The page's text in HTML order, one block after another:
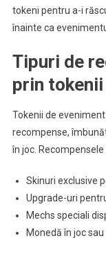
tokeni pentru a-i
înainte ca
Tipuri de
prin
Tokenii de
recompense,
în joc.
Skinuri exclusive
Upgrade-uri
Mechs speciali
Monedă în joc